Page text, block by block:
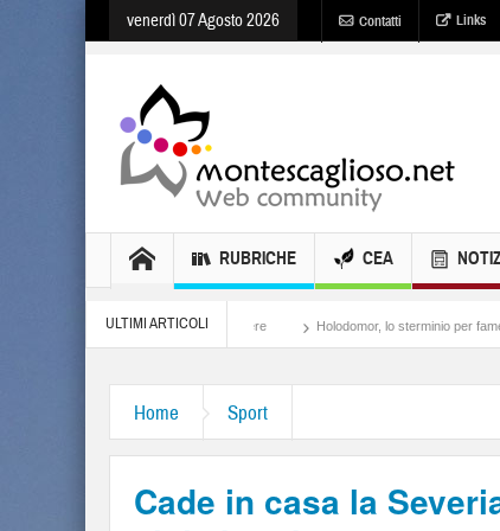
venerdì 07 Agosto 2026 Contatti Links
RUBRICHE CEA
ULTIMI ARTICOLI
Meloni, il lamento al potere Holodomor, lo sterminio per fame in Ucraina
Home Sport
Cade in casa la